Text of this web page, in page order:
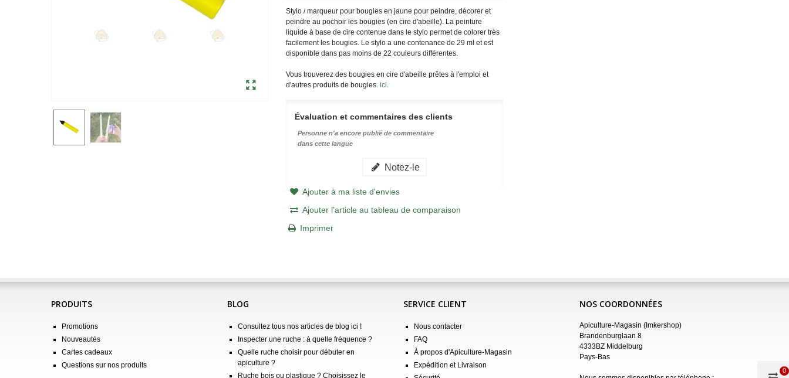
Stylo / marqueur pour bougies en jaune pour peindre, décorer et
peindre au pochoir les bougies (en cire d'abeille). La peinture
liquide à base de cire contenue dans le stylo permet de colorer très
facilement les bougies. Le stylo a une contenance de 29 ml et est
disponible dans pas moins de 22 couleurs différentes.
Vous trouverez des bougies en cire d'abeille prêtes à l'emploi et
d'autres produits de bougies. ici.
Évaluation et commentaires des clients
Personne n'a encore publié de commentaire
dans cette langue
Notez-le
Ajouter à ma liste d'envies
Ajouter l'article au tableau de comparaison
Imprimer
PRODUITS
Promotions
Nouveautés
Cartes cadeaux
Questions sur nos produits
BLOG
Consultez tous nos articles de blog ici !
Inspecter une ruche : à quelle fréquence ?
Quelle ruche choisir pour débuter en
apiculture ?
Ruche bois ou plastique ? Choisissez le
SERVICE CLIENT
Nous contacter
FAQ
À propos d'Apiculture-Magasin
Expédition et Livraison
NOS COORDONNÉES
Apiculture-Magasin (Imkershop)
Brandenburglaan 8
4333BZ Middelburg
Pays-Bas
0